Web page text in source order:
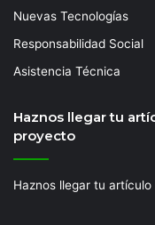
Nuevas Tecnologías
Responsabilidad Social
Asistencia Técnica
Haznos llegar tu
proyecto
Haznos llegar tu artículo